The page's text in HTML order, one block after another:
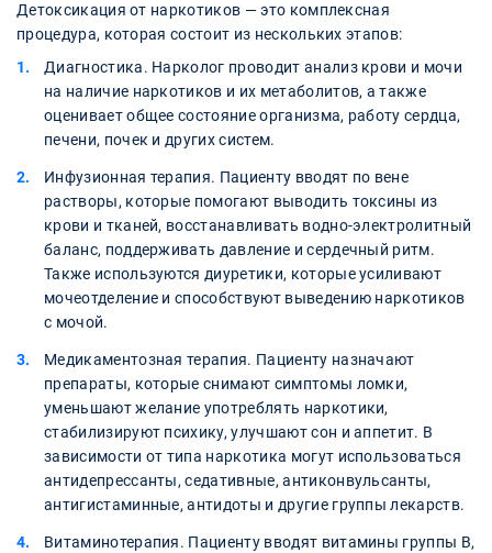
Детоксикация от наркотиков — это комплексная
процедура, которая состоит из нескольких этапов:
Диагностика. Нарколог проводит анализ крови и мочи
на наличие наркотиков и их метаболитов, а также
оценивает общее состояние организма, работу сердца,
печени, почек и других систем.
Инфузионная терапия. Пациенту вводят по вене
растворы, которые помогают выводить токсины из
крови и тканей, восстанавливать водно-электролитный
баланс, поддерживать давление и сердечный ритм.
Также используются диуретики, которые усиливают
мочеотделение и способствуют выведению наркотиков
с мочой.
Медикаментозная терапия. Пациенту назначают
препараты, которые снимают симптомы ломки,
уменьшают желание употреблять наркотики,
стабилизируют психику, улучшают сон и аппетит. В
зависимости от типа наркотика могут использоваться
антидепрессанты, седативные, антиконвульсанты,
антигистаминные, антидоты и другие группы лекарств.
Витаминотерапия. Пациенту вводят витамины группы В,